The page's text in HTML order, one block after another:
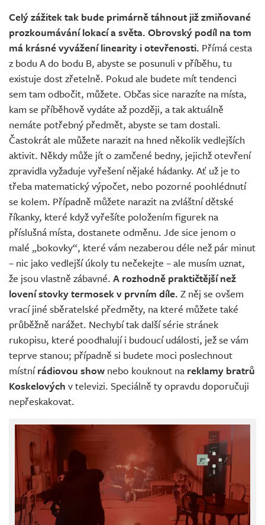
Celý zážitek tak bude primárně táhnout již zmiňované
prozkoumávání lokací a světa. Obrovský podíl na tom
má krásné vyvážení linearity i otevřenosti. Přímá cesta
z bodu A do bodu B, abyste se posunuli v příběhu, tu
existuje dost zřetelně. Pokud ale budete mít tendenci
sem tam odbočit, můžete. Občas sice narazíte na místa,
kam se příběhově vydáte až později, a tak aktuálně
nemáte potřebný předmět, abyste se tam dostali.
Častokrát ale můžete narazit na hned několik vedlejších
aktivit. Někdy může jít o zamčené bedny, jejichž otevření
zpravidla vyžaduje vyřešení nějaké hádanky. Ať už je to
třeba matematický výpočet, nebo pozorné poohlédnutí
se kolem. Případně můžete narazit na zvláštní dětské
říkanky, které když vyřešíte položením figurek na
příslušná místa, dostanete odměnu. Jde sice jenom o
malé „bokovky“, které vám nezaberou déle než pár minut
– nic jako vedlejší úkoly tu nečekejte – ale musím uznat,
že jsou vlastně zábavné. A rozhodně praktičtější než
lovení stovky termosek v prvním díle. Z něj se ovšem
vrací jiné sběratelské předměty, na které můžete také
průběžně narážet. Nechybí tak další série stránek
rukopisu, které poodhalují i budoucí události, jež se vám
teprve stanou; případně si budete moci poslechnout
místnírádiovou show nebo kouknout na reklamy bratrů
Koskelových v televizi. Speciálně ty opravdu doporučuji
nepřeskakovat.